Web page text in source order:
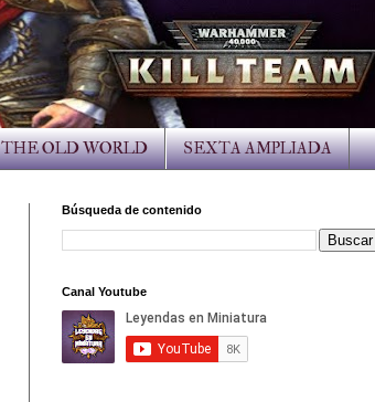
THE OLD WORLD SEXTA AMPLIADA
Búsqueda de contenido
Canal Youtube